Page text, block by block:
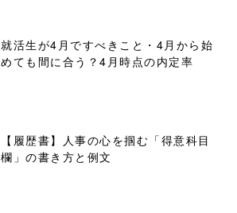
就活生が4月ですべきこと・4月から始
めても間に合う？4月時点の内定率
【履歴書】人事の心を掴む「得意科目
欄」の書き方と例文